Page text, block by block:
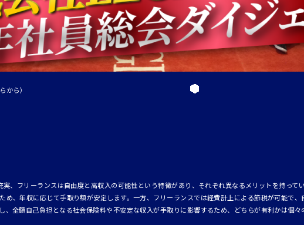
から）
実、フリーランスは自由度と高収入の可能性という特徴があり、それぞれ異なるメリットを持って
め、年収に応じて手取り額が安定します。一方、フリーランスでは経費計上による節税が可能で、
、全額自己負担となる社会保険料や不安定な収入が手取りに影響するため、どちらが有利かは個々